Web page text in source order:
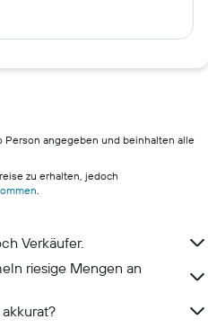
Person angegeben und beinhalten alle
zu erhalten, jedoch
.
Verkäufer.
riesige Mengen an